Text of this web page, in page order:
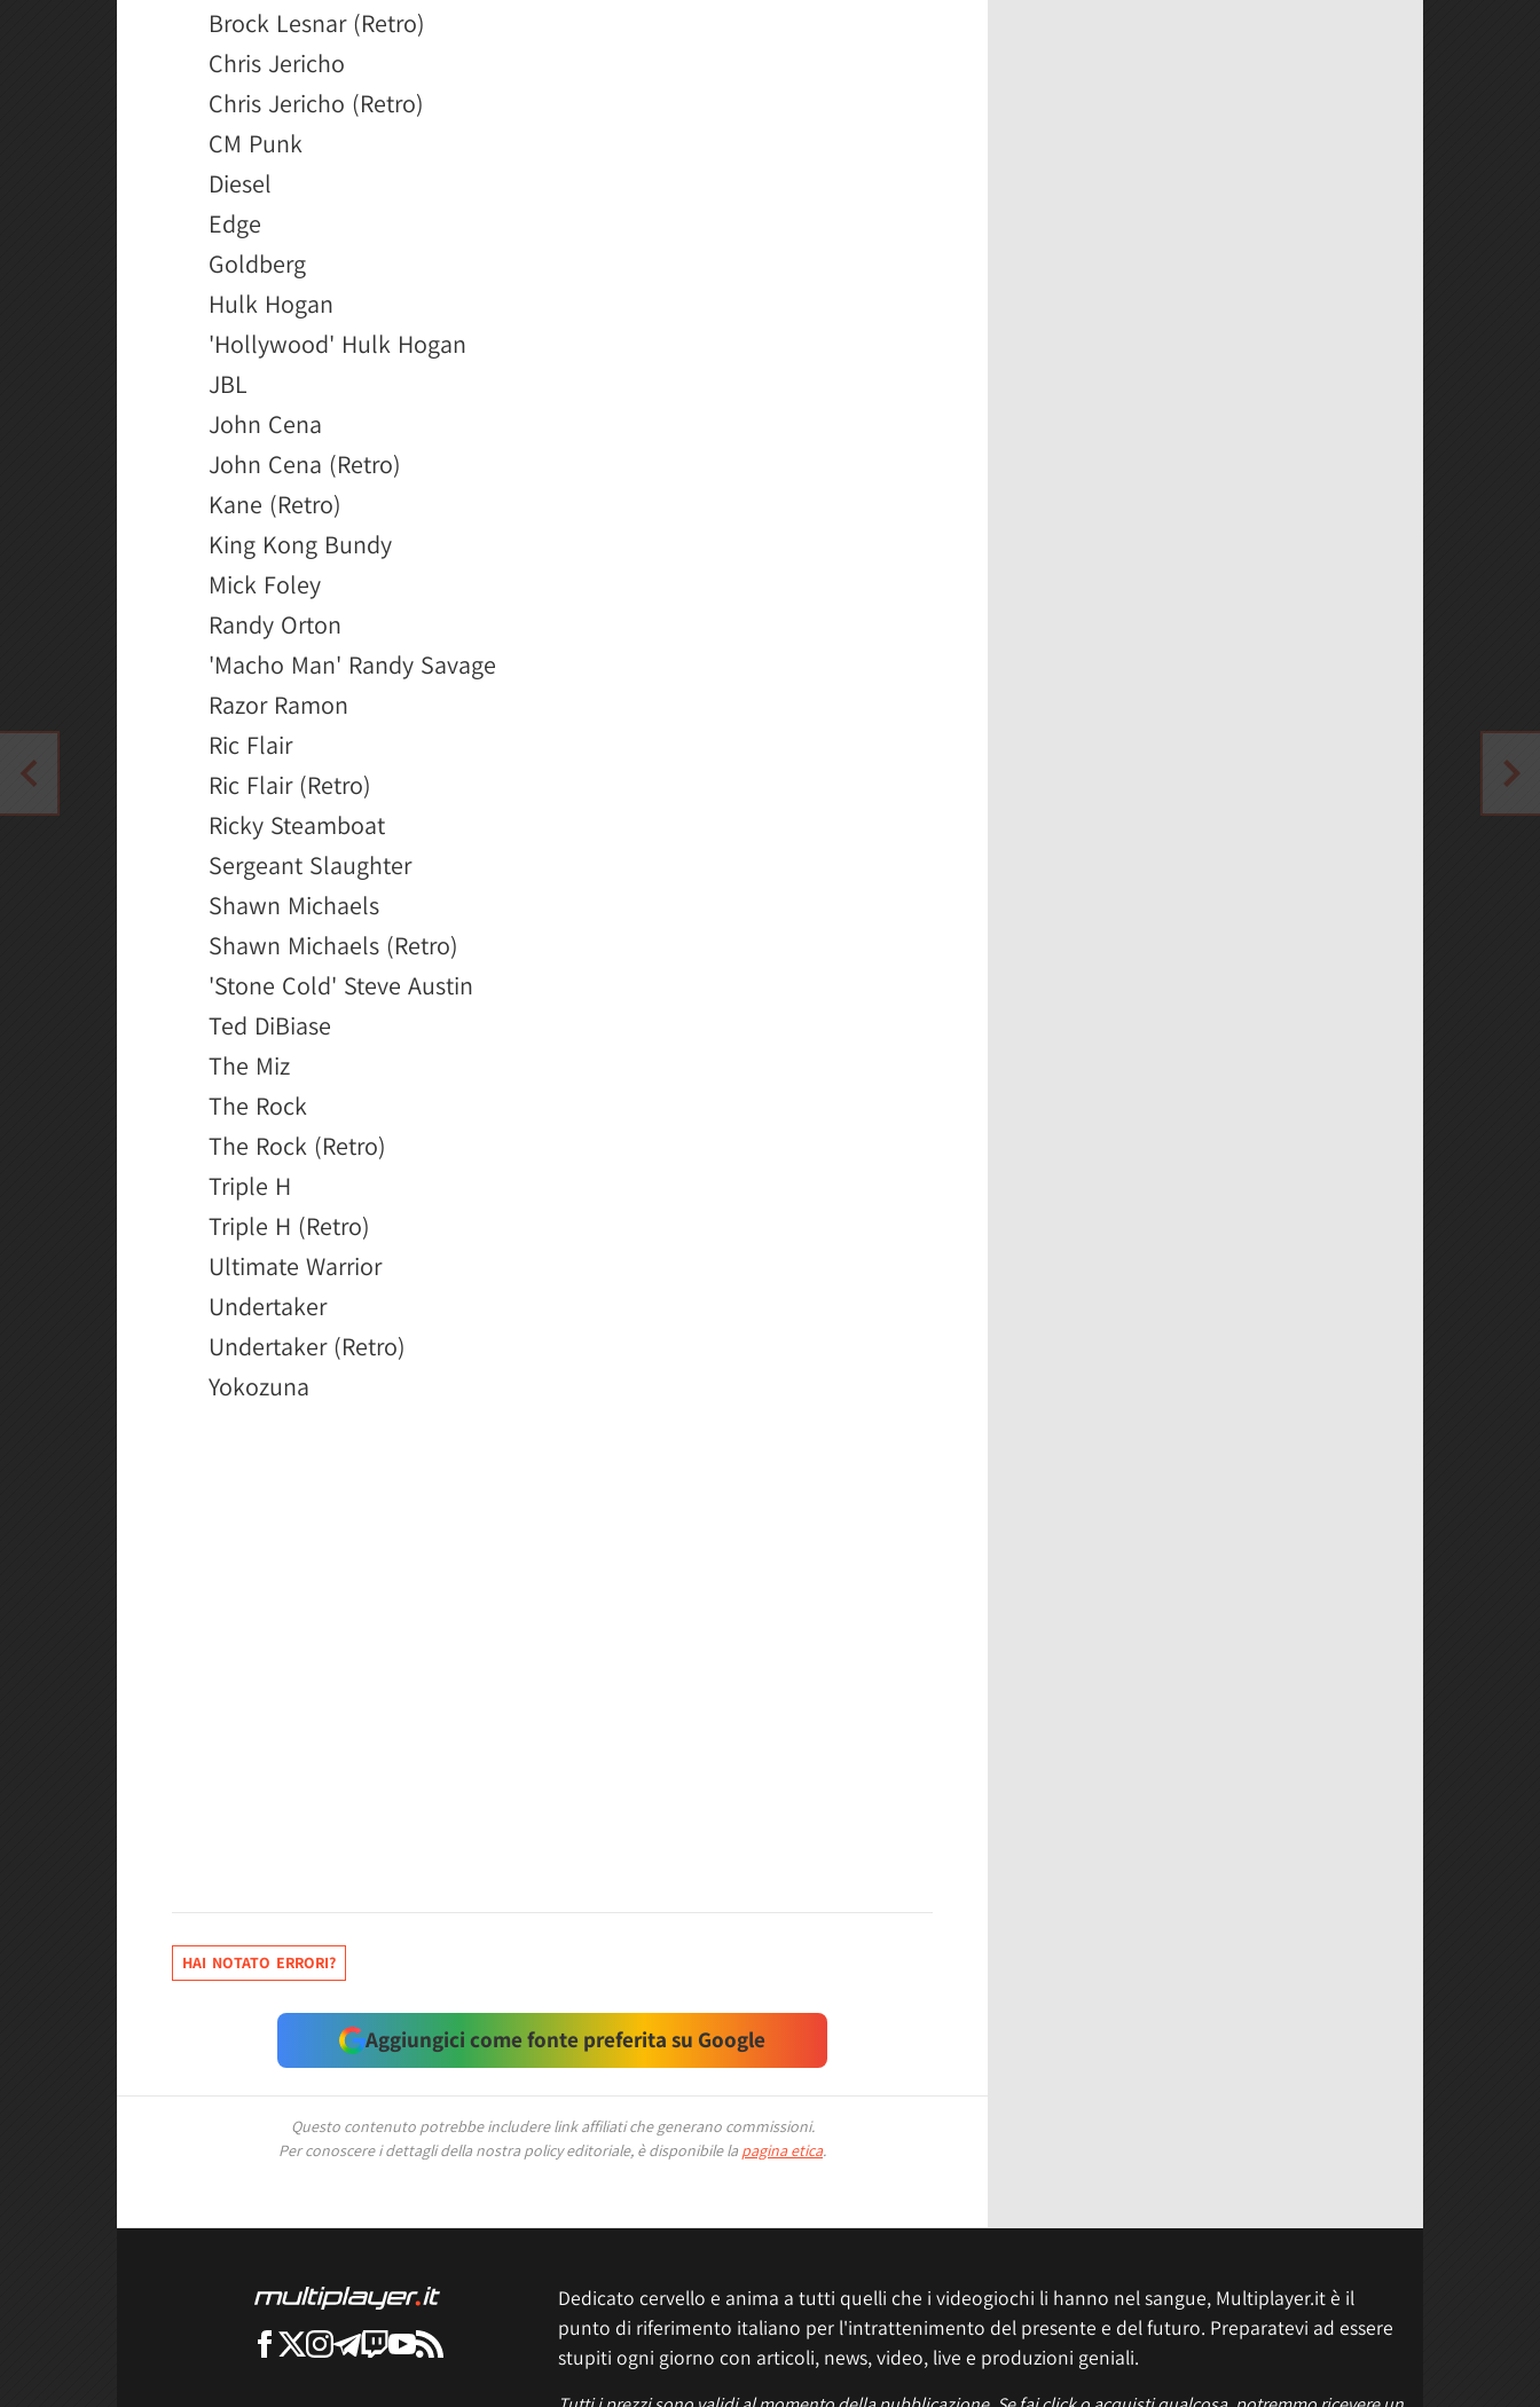
Brock Lesnar (Retro)
Chris Jericho
Chris Jericho (Retro)
CM Punk
Diesel
Edge
Goldberg
Hulk Hogan
'Hollywood' Hulk Hogan
JBL
John Cena
John Cena (Retro)
Kane (Retro)
King Kong Bundy
Mick Foley
Randy Orton
'Macho Man' Randy Savage
Razor Ramon
Ric Flair
Ric Flair (Retro)
Ricky Steamboat
Sergeant Slaughter
Shawn Michaels
Shawn Michaels (Retro)
'Stone Cold' Steve Austin
Ted DiBiase
The Miz
The Rock
The Rock (Retro)
Triple H
Triple H (Retro)
Ultimate Warrior
Undertaker
Undertaker (Retro)
Yokozuna
HAI NOTATO ERRORI?
Aggiungici come fonte preferita su Google
Questo contenuto potrebbe includere link affiliati che generano commissioni.
Per conoscere i dettagli della nostra policy editoriale, è disponibile la pagina etica.
Dedicato cervello e anima a tutti quelli che i videogiochi li hanno nel sangue, Multiplayer.it è il
punto di riferimento italiano per l'intrattenimento del presente e del futuro. Preparatevi ad essere
stupiti ogni giorno con articoli, news, video, live e produzioni geniali.